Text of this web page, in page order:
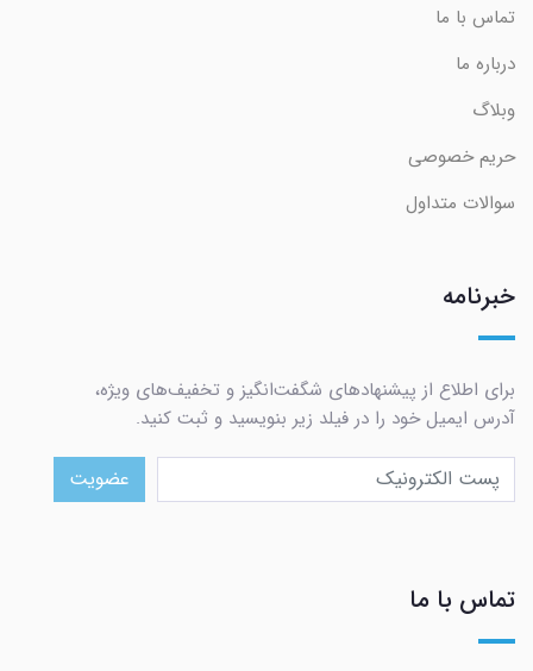
تماس با ما
درباره ما
وبلاگ
حریم خصوصی
سوالات متداول
خبرنامه
برای اطلاع از پیشنهادهای شگفت‌انگیز و تخفیف‌های ویژه،
آدرس ایمیل خود را در فیلد زیر بنویسید و ثبت کنید.
عضویت
تماس با ما